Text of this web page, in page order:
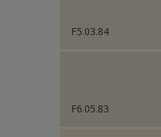
F5.03.84
F6.05.83